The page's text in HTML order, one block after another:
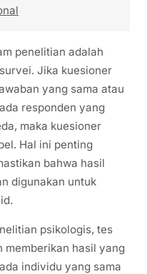
penelitian adalah
Jika kuesioner
yang sama atau
responden yang
maka kuesioner
Hal ini penting
bahwa hasil
digunakan untuk
psikologis, tes
memberikan hasil yang
individu yang sama